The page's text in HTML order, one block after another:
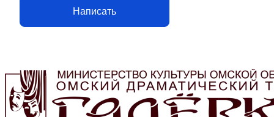
Написать